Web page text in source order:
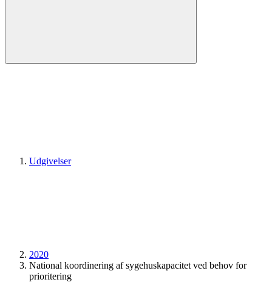
Udgivelser
2020
National koordinering af sygehus­kapacitet ved behov for
prioritering